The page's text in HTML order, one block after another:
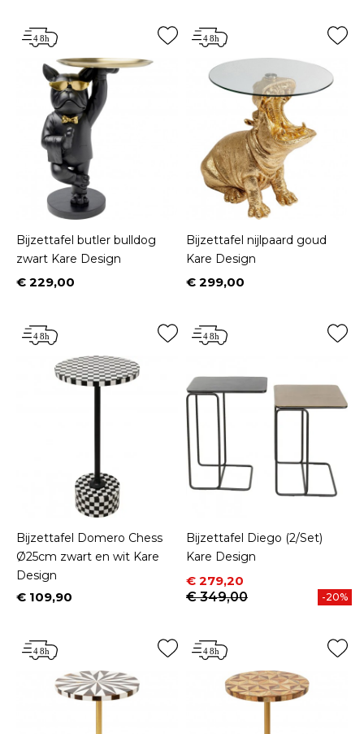
Bijzettafel butler bulldog
zwart Kare Design
Prijs
€ 229,00
Bijzettafel nijlpaard goud
Kare Design
Prijs
€ 299,00
Bijzettafel Domero Chess
Ø25cm zwart en wit Kare
Design
Prijs
€ 109,90
Bijzettafel Diego (2/Set)
Kare Design
Prijs
€ 279,20
Normale prijs
€ 349,00
-20%